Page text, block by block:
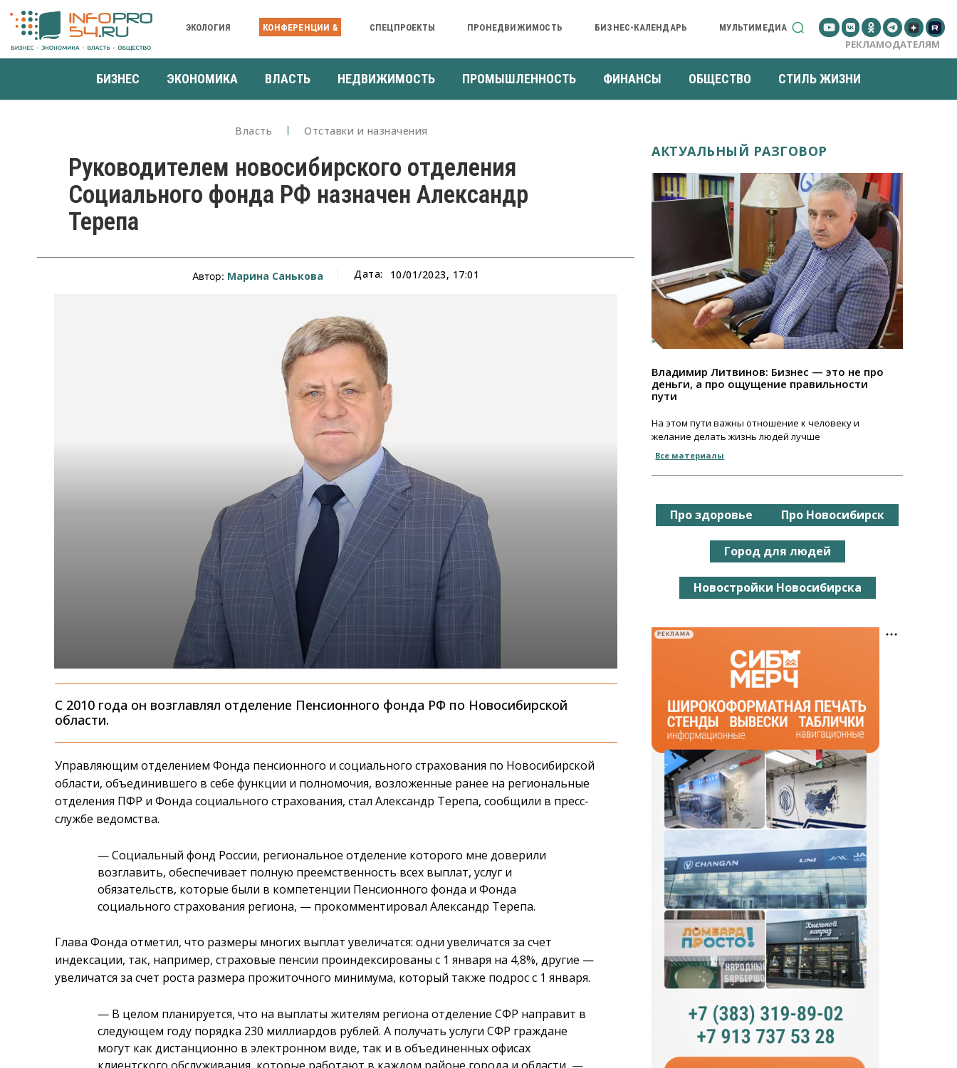
ЭКОЛОГИЯ КОНФЕРЕНЦИИ & СПЕЦПРОЕКТЫ ПРОНЕДВИЖИМОСТЬ БИЗНЕС-КАЛЕНДАРЬ МУЛЬТИМЕДИА
РЕКЛАМОДАТЕЛЯМ
БИЗНЕС ЭКОНОМИКА ВЛАСТЬ НЕДВИЖИМОСТЬ ПРОМЫШЛЕННОСТЬ ФИНАНСЫ ОБЩЕСТВО СТИЛЬ ЖИЗНИ
Власть Отставки и назначения
Руководителем новосибирского отделения
Социального фонда РФ назначен Александр
Терепа
Автор: Марина Санькова Дата: 10/01/2023, 17:01
С 2010 года он возглавлял отделение Пенсионного фонда РФ по Новосибирской
области.
Управляющим отделением Фонда пенсионного и социального страхования по Новосибирской
области, объединившего в себе функции и полномочия, возложенные ранее на региональные
отделения ПФР и Фонда социального страхования, стал Александр Терепа, сообщили в пресс-
службе ведомства.
— Социальный фонд России, региональное отделение которого мне доверили
возглавить, обеспечивает полную преемственность всех выплат, услуг и
обязательств, которые были в компетенции Пенсионного фонда и Фонда
социального страхования региона, — прокомментировал Александр Терепа.
Глава Фонда отметил, что размеры многих выплат увеличатся: одни увеличатся за счет
индексации, так, например, страховые пенсии проиндексированы с 1 января на 4,8%, другие —
увеличатся за счет роста размера прожиточного минимума, который также подрос с 1 января.
— В целом планируется, что на выплаты жителям региона отделение СФР направит в
следующем году порядка 230 миллиардов рублей. А получать услуги СФР граждане
могут как дистанционно в электронном виде, так и в объединенных офисах
АКТУАЛЬНЫЙ РАЗГОВОР
Владимир Литвинов: Бизнес — это не про
деньги, а про ощущение правильности
пути
На этом пути важны отношение к человеку и
желание делать жизнь людей лучше
Все материалы
Про здоровье Про Новосибирск
Город для людей
Новостройки Новосибирска
РЕКЛАМА